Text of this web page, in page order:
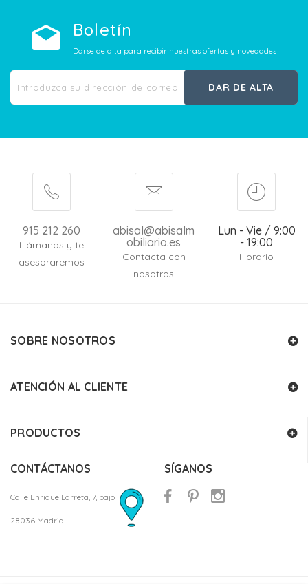
Boletín
Darse de alta para recibir nuestras ofertas y novedades
DAR DE ALTA
915 212 260
Llámanos y te
asesoraremos
abisal@abisalm
obiliario.es
Contacta con
nosotros
Lun - Vie / 9:00
- 19:00
Horario
SOBRE NOSOTROS
ATENCIÓN AL CLIENTE
PRODUCTOS
CONTÁCTANOS
Calle Enrique Larreta, 7, bajo
28036 Madrid
SÍGANOS